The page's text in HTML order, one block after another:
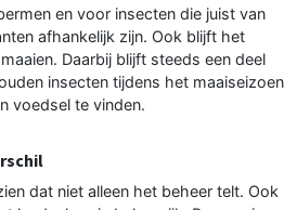
en voor insecten die juist van
afhankelijk zijn. Ook blijft het
Daarbij blijft steeds een deel
insecten tijdens het maaiseizoen
voedsel te vinden.
dat niet alleen het beheer telt. Ook